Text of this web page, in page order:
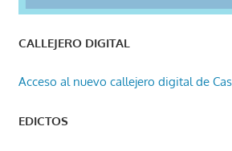
CALLEJERO DIGITAL
Acceso al nuevo callejero digital de
EDICTOS